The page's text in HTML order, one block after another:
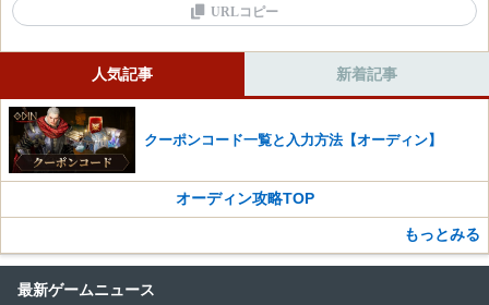
冒険者の槍・盾
信仰の槍・盾
冒険者の双斧
マナハイムの兜
色あせた城塞の手袋
冒険者の短剣
信仰のメイス・盾
信仰の槍・盾
冒険者の双斧
冒険者の斧・盾
信仰の大剣
信仰の魔法球
信仰のワンド
信仰の弓
灰色の双斧
城塞の兜
城塞の鎧
荒地の靴
見習い治癒士の首飾り
URLコピー
人気記事 新着記事
クーポンコード一覧と入力方法【オーディン】
オーディン攻略TOP
もっとみる
最新ゲームニュース